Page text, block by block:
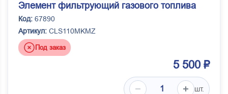
Элемент фильтрующий газового топлива
Код: 67890
Артикул: CLS110MKMZ
Под заказ
5 500 ₽
шт.